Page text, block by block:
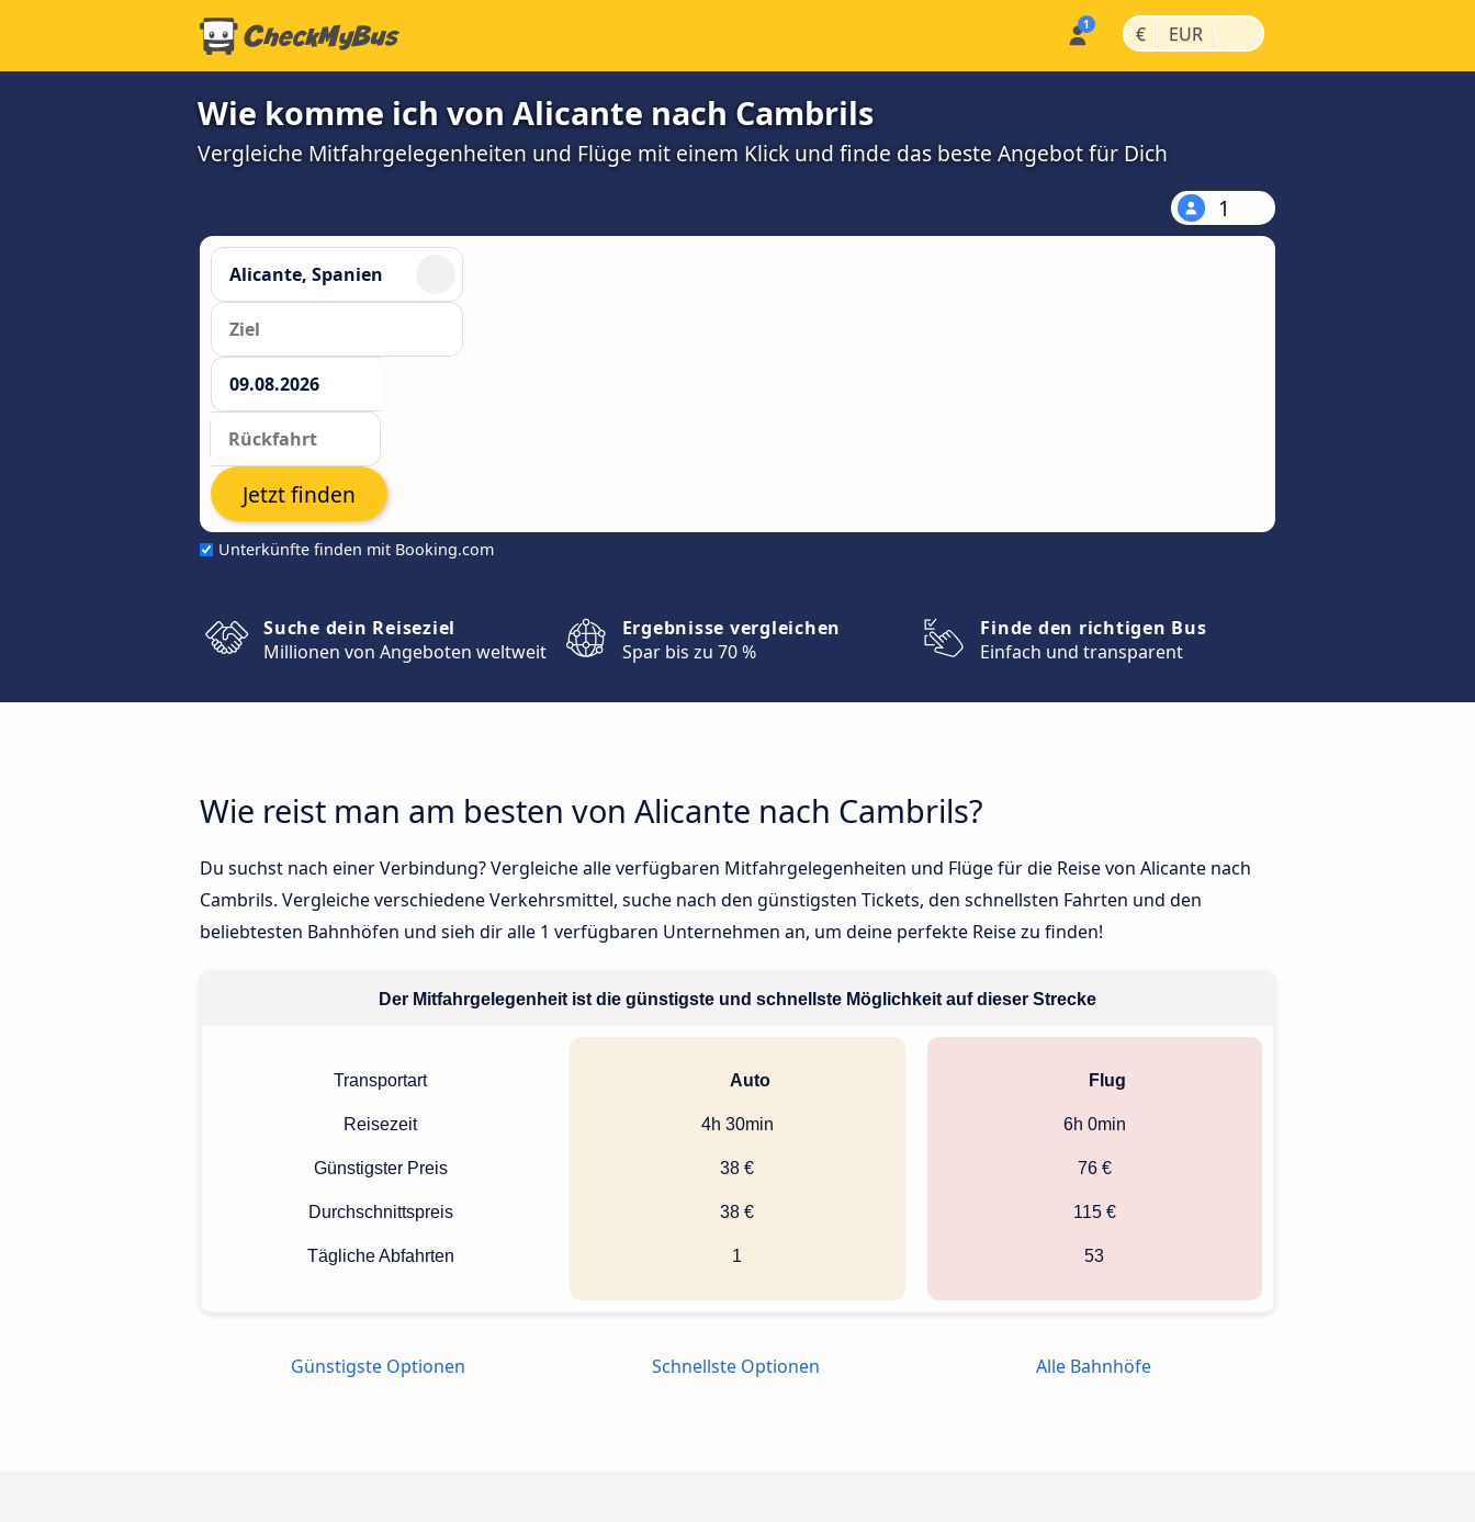
€ | EUR |
Wie komme ich von Alicante nach Cambrils
Vergleiche Mitfahrgelegenheiten und Flüge mit einem Klick und finde das beste Angebot für Dich
1
Unterkünfte finden mit Booking.com
Jetzt finden
Suche dein Reiseziel
Millionen von Angeboten weltweit
Ergebnisse vergleichen
Spar bis zu 70 %
Finde den richtigen Bus
Einfach und transparent
Wie reist man am besten von Alicante nach Cambrils?
Du suchst nach einer Verbindung? Vergleiche alle verfügbaren Mitfahrgelegenheiten und Flüge für die Reise von Alicante nach
Cambrils. Vergleiche verschiedene Verkehrsmittel, suche nach den günstigsten Tickets, den schnellsten Fahrten und den
beliebtesten Bahnhöfen und sieh dir alle 1 verfügbaren Unternehmen an, um deine perfekte Reise zu finden!
Der Mitfahrgelegenheit ist die günstigste und schnellste Möglichkeit auf dieser Strecke
Transportart
Reisezeit
Günstigster Preis
Durchschnittspreis
Tägliche Abfahrten
Auto
4h 30min
38 €
38 €
1
Flug
6h 0min
76 €
115 €
53
Günstigste Optionen Schnellste Optionen Alle Bahnhöfe